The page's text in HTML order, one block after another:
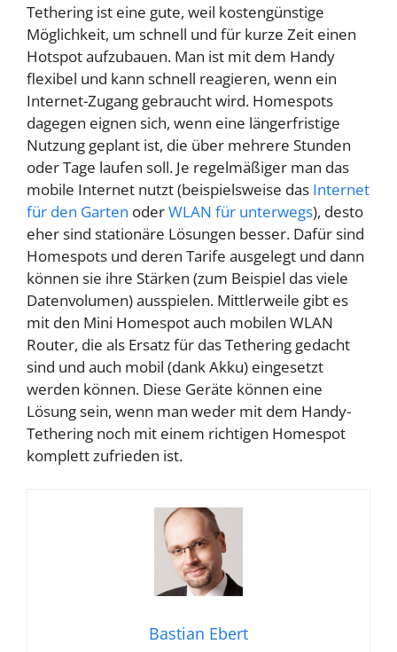
Tethering ist eine gute, weil kostengünstige
Möglichkeit, um schnell und für kurze Zeit einen
Hotspot aufzubauen. Man ist mit dem Handy
flexibel und kann schnell reagieren, wenn ein
Internet-Zugang gebraucht wird. Homespots
dagegen eignen sich, wenn eine längerfristige
Nutzung geplant ist, die über mehrere Stunden
oder Tage laufen soll. Je regelmäßiger man das
mobile Internet nutzt (beispielsweise das Internet
für den Garten oderWLAN für unterwegs), desto
eher sind stationäre Lösungen besser. Dafür sind
Homespots und deren Tarife ausgelegt und dann
können sie ihre Stärken (zum Beispiel das viele
Datenvolumen) ausspielen. Mittlerweile gibt es
mit den Mini Homespot auch mobilen WLAN
Router, die als Ersatz für das Tethering gedacht
sind und auch mobil (dank Akku) eingesetzt
werden können. Diese Geräte können eine
Lösung sein, wenn man weder mit dem Handy-
Tethering noch mit einem richtigen Homespot
komplett zufrieden ist.
Bastian Ebert